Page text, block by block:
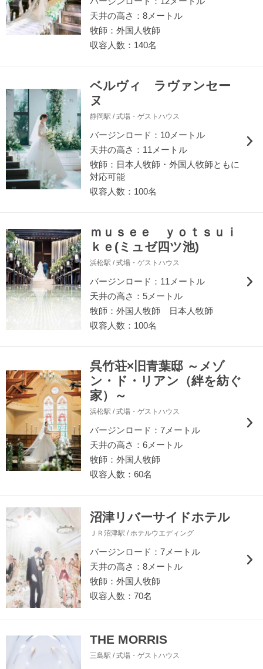
天井の高さ：8メートル
牧師：外国人牧師
収容人数：140名
ベルヴィ ラヴァンセー
ヌ
静岡駅 / 式場・ゲストハウス
バージンロード：10メートル
天井の高さ：11メートル
牧師：日本人牧師・外国人牧師ともに
対応可能
収容人数：100名
ｍｕｓｅｅ ｙｏｔｓｕｉ
ｋｅ(ミュゼ四ツ池)
浜松駅 / 式場・ゲストハウス
バージンロード：11メートル
天井の高さ：5メートル
牧師：外国人牧師 日本人牧師
収容人数：100名
呉竹荘×旧青葉邸 ～メゾ
ン・ド・リアン（絆を紡ぐ
家）～
浜松駅 / 式場・ゲストハウス
バージンロード：7メートル
天井の高さ：6メートル
牧師：外国人牧師
収容人数：60名
沼津リバーサイドホテル
ＪＲ沼津駅 / ホテルウエディング
バージンロード：7メートル
天井の高さ：8メートル
牧師：外国人牧師
収容人数：70名
THE MORRIS
三島駅 / 式場・ゲストハウス